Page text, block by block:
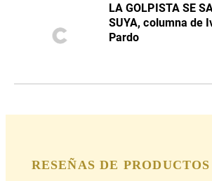
LA GOLPISTA SE
SUYA, columna de
Pardo